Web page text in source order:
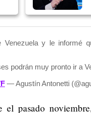
Venezuela y le informé
podrán muy pronto ir a
— Agustín Antonetti
pasado